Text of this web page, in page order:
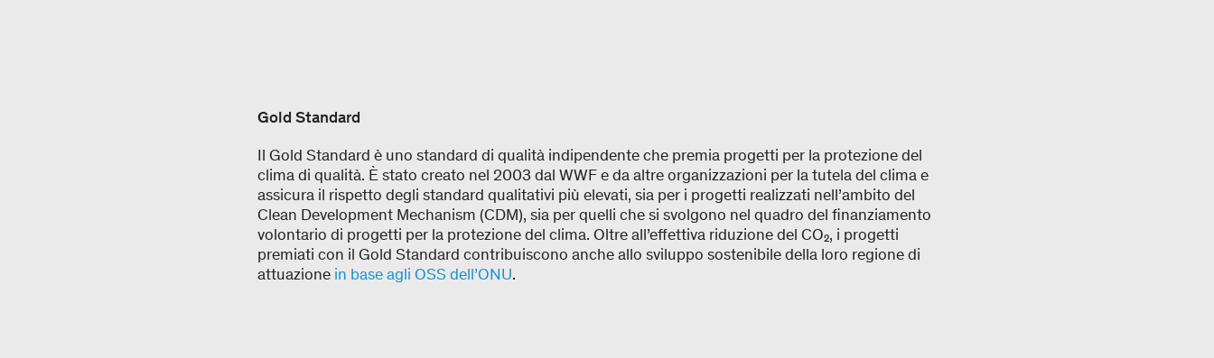
Gold Standard
Il Gold Standard è uno standard di qualità indipendente che premia progetti per la protezione del
clima di qualità. È stato creato nel 2003 dal WWF e da altre organizzazioni per la tutela del clima e
assicura il rispetto degli standard qualitativi più elevati, sia per i progetti realizzati nell’ambito del
Clean Development Mechanism (CDM), sia per quelli che si svolgono nel quadro del finanziamento
volontario di progetti per la protezione del clima. Oltre all’effettiva riduzione del CO₂, i progetti
premiati con il Gold Standard contribuiscono anche allo sviluppo sostenibile della loro regione di
attuazione in base agli OSS dell’ONU.